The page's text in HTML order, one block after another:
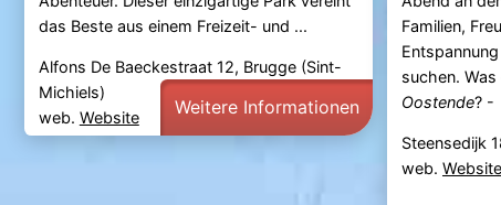
das Beste aus einem Freizeit- und ...
Alfons De Baeckestraat 12, Brugge (Sint-
Michiels)
web. Website Weitere Informationen
Familien,
suchen.
Oostende? -
Steensedijk
web. Website